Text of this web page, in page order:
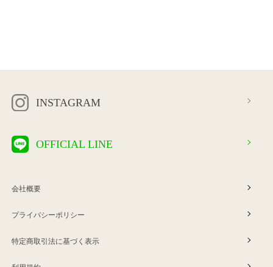
INSTAGRAM
OFFICIAL LINE
会社概要
プライバシーポリシー
特定商取引法に基づく表示